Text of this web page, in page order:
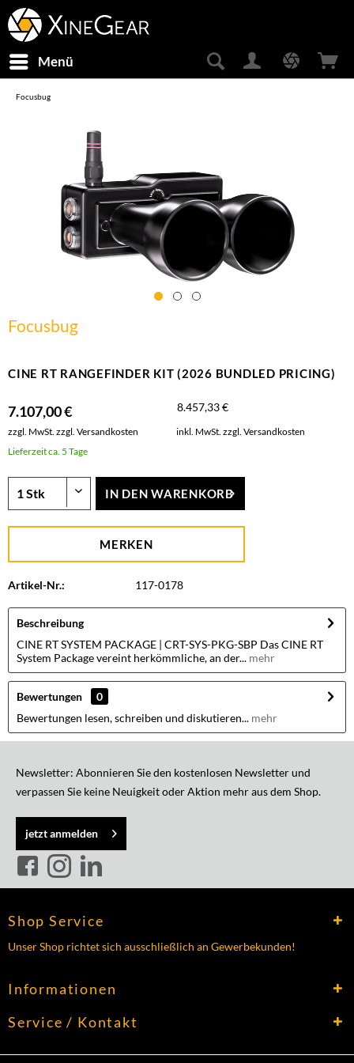
Menü
Focusbug
Focusbug
CINE RT RANGEFINDER KIT (2026 BUNDLED PRICING)
7.107,00 € 8.457,33 €
zzgl. MwSt. zzgl. Versandkosten inkl. MwSt. zzgl. Versandkosten
Lieferzeit ca. 5 Tage
IN DEN WARENKORB
MERKEN
Artikel-Nr.: 117-0178
Beschreibung
CINE RT SYSTEM PACKAGE | CRT-SYS-PKG-SBP Das CINE RT
System Package vereint herkömmliche, an der... mehr
Bewertungen
0
Bewertungen lesen, schreiben und diskutieren... mehr
Newsletter: Abonnieren Sie den kostenlosen Newsletter und
verpassen Sie keine Neuigkeit oder Aktion mehr aus dem Shop.
jetzt anmelden
Shop Service
Unser Shop richtet sich ausschließlich an Gewerbekunden!
Informationen
Service / Kontakt